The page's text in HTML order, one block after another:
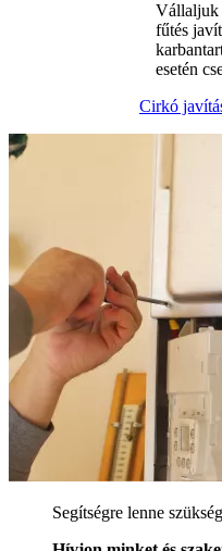
Vállaljuk
fűtés
esetén
Cirkó
Segítségre lenne